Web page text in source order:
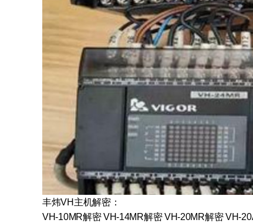
丰炜VH主机解密：
VH-10MR解密 VH-14MR解密 VH-20MR解密 VH-